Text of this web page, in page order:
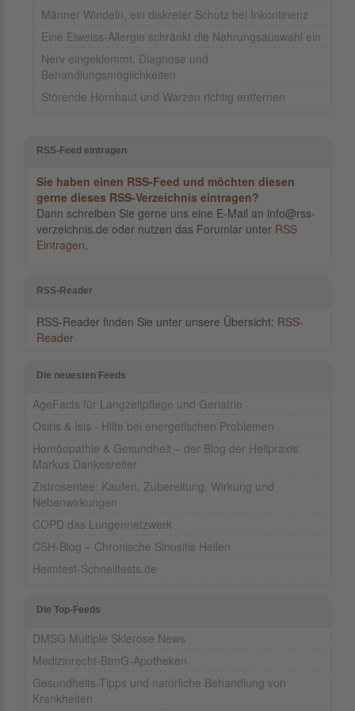
Männer Windeln, ein diskreter Schutz bei Inkontinenz
Eine Eiweiss-Allergie schränkt die Nahrungsauswahl ein
Nerv eingeklemmt: Diagnose und
Behandlungsmöglichkeiten
Störende Hornhaut und Warzen richtig entfernen
RSS-Feed eintragen
Sie haben einen RSS-Feed und möchten diesen
gerne dieses RSS-Verzeichnis eintragen?
Dann schreiben Sie gerne uns eine E-Mail an info@rss-
verzeichnis.de oder nutzen das Forumlar unter RSS
Eintragen.
RSS-Reader
RSS-Reader finden Sie unter unsere Übersicht: RSS-
Reader
Die neuesten Feeds
AgeFacts für Langzeitpflege und Geriatrie
Osiris & Isis - Hilfe bei energetischen Problemen
Homöopathie & Gesundheit – der Blog der Heilpraxis
Markus Dankesreiter
Zistrosentee: Kaufen, Zubereitung, Wirkung und
Nebenwirkungen
COPD das Lungennetzwerk
CSH-Blog – Chronische Sinusitis Heilen
Heimtest-Schnelltests.de
Die Top-Feeds
DMSG Multiple Sklerose News
Medizinrecht-BtmG-Apotheken
Gesundheits-Tipps und natürliche Behandlung von
Krankheiten